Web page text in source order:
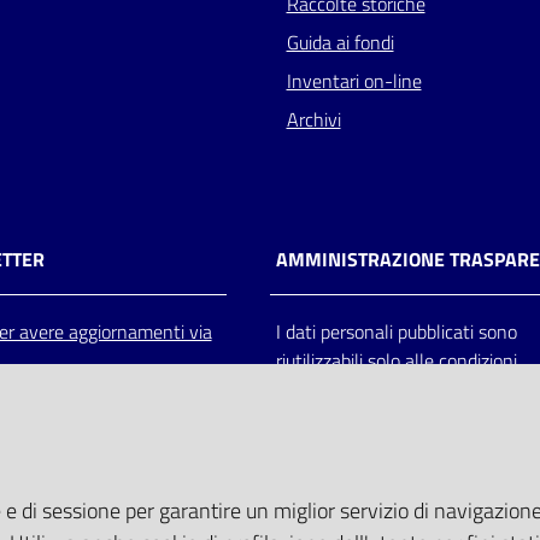
Guida ai fondi
Inventari on-line
Archivi
avere aggiornamenti via
AMMINISTRAZIONE
I dati personali pubblicati sono
riutilizzabili solo alle condizioni
di sessione per garantire un miglior servizio di